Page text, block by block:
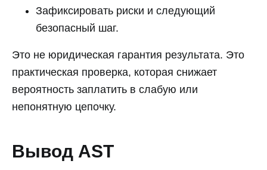
Зафиксировать риски и следующий
безопасный шаг.
Это не юридическая гарантия результата. Это
практическая проверка, которая снижает
вероятность заплатить в слабую или
непонятную цепочку.
Вывод AST